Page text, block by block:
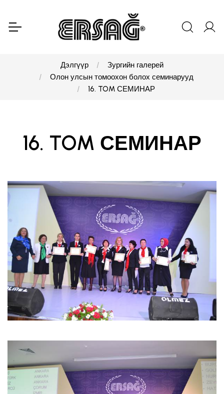
Дэлгүүр
Зургийн галерей
Олон улсын томоохон болох семинарууд
16. TOM СЕМИНАР
16. TOM СЕМИНАР